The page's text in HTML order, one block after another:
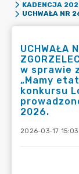
KADENCJA
UCHWAŁA
w sprawie
„Mamy
konkursu
2026.
2026-03-17 15:03